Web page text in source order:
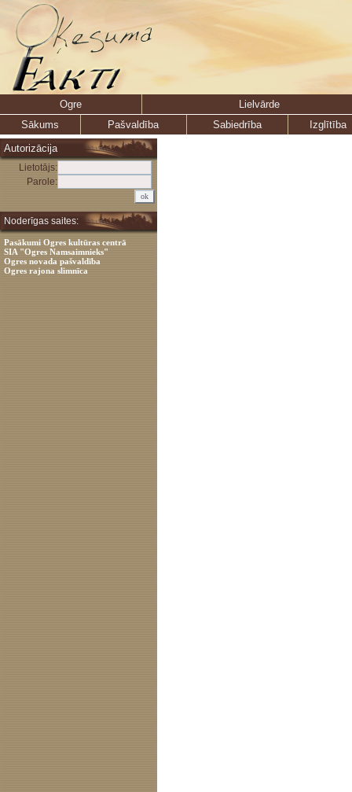
Ogre
Lielvārde
Sākums
Pašvaldība Sabiedrība
Izglītība
Autorizācija
Lietotājs:
Parole:
Noderīgas saites:
Pasākumi Ogres kultūras centrā
SIA "Ogres Namsaimnieks"
Ogres novada pašvaldība
Ogres rajona slimnīca